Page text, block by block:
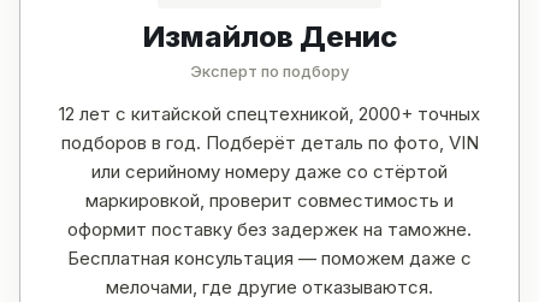
Измайлов Денис
Эксперт по подбору
12 лет с китайской спецтехникой, 2000+ точных
подборов в год. Подберёт деталь по фото, VIN
или серийному номеру даже со стёртой
маркировкой, проверит совместимость и
оформит поставку без задержек на таможне.
Бесплатная консультация — поможем даже с
мелочами, где другие отказываются.